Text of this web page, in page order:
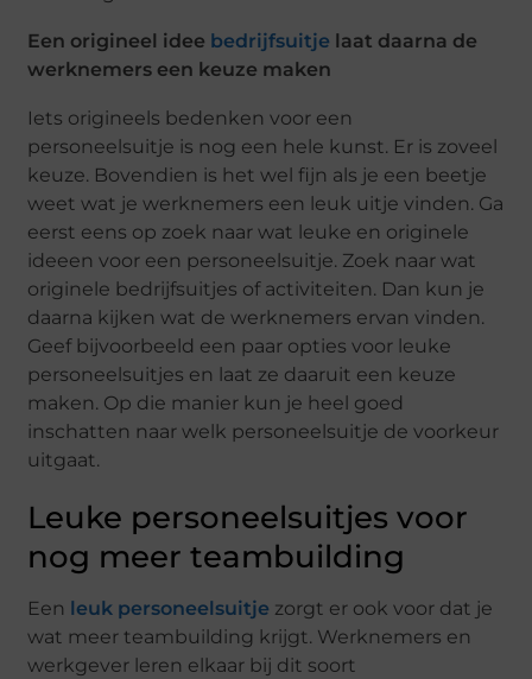
Een origineel idee bedrijfsuitje laat daarna de
werknemers een keuze maken
Iets origineels bedenken voor een
personeelsuitje is nog een hele kunst. Er is zoveel
keuze. Bovendien is het wel fijn als je een beetje
weet wat je werknemers een leuk uitje vinden. Ga
eerst eens op zoek naar wat leuke en originele
ideeen voor een personeelsuitje. Zoek naar wat
originele bedrijfsuitjes of activiteiten. Dan kun je
daarna kijken wat de werknemers ervan vinden.
Geef bijvoorbeeld een paar opties voor leuke
personeelsuitjes en laat ze daaruit een keuze
maken. Op die manier kun je heel goed
inschatten naar welk personeelsuitje de voorkeur
uitgaat.
Leuke personeelsuitjes voor
nog meer teambuilding
Een leuk personeelsuitje zorgt er ook voor dat je
wat meer teambuilding krijgt. Werknemers en
werkgever leren elkaar bij dit soort